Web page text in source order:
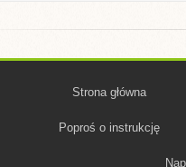
Strona główna
Poproś o instrukcję